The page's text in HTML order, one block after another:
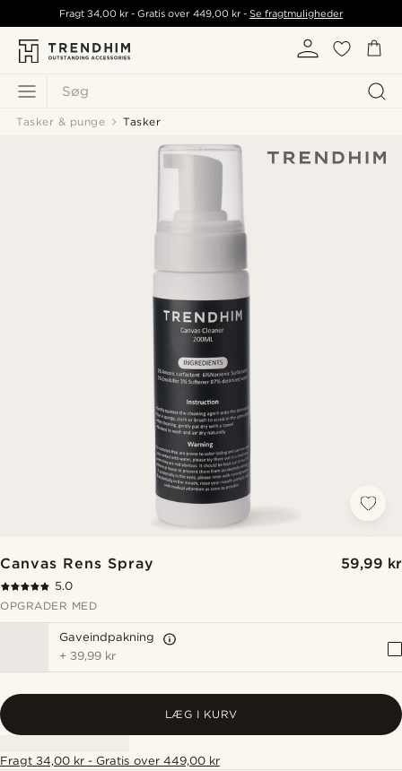
Søg
Fragt34,00 kr - Gratis over 449,00 kr- Se fragtmuligheder
Tasker & punge Tasker
Canvas Rens Spray 59,99 kr
5.0
OPGRADER MED
Gaveindpakning
+ 39,99 kr
LÆG I KURV
Fragt 34,00 kr - Gratis over 449,00 kr